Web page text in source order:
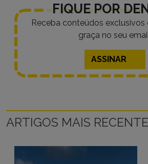
FIQUE POR
Receba conteúdos exclusivos
graça no seu
ASSINAR
ARTIGOS MAIS